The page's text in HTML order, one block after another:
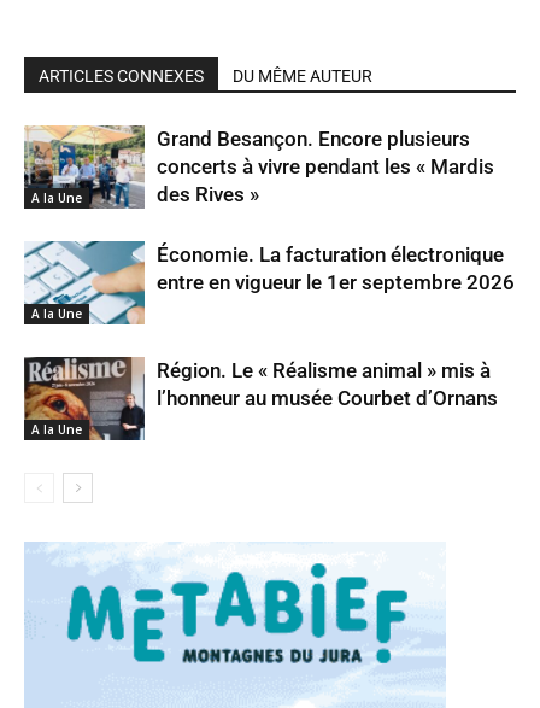
ARTICLES CONNEXES DU MÊME AUTEUR
A la Une
Grand Besançon. Encore plusieurs
concerts à vivre pendant les « Mardis
des Rives »
A la Une
Économie. La facturation électronique
entre en vigueur le 1er septembre 2026
A la Une
Région. Le « Réalisme animal » mis à
l’honneur au musée Courbet d’Ornans